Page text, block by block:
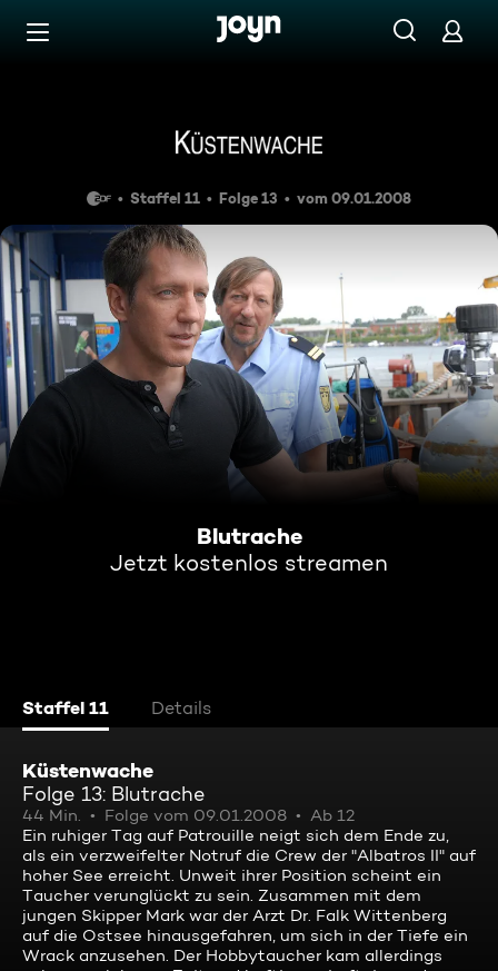
Zum Inhalt springen
Staffel 11 Folge 13 vom 09.01.2008
Blutrache
Jetzt kostenlos streamen
Staffel 11 Details
Küstenwache
Folge 13: Blutrache
44 Min. Folge vom 09.01.2008
Ab 12
Ein ruhiger Tag auf Patrouille neigt sich dem Ende zu,
als ein verzweifelter Notruf die Crew der "Albatros II" auf
hoher See erreicht. Unweit ihrer Position scheint ein
Taucher verunglückt zu sein. Zusammen mit dem
jungen Skipper Mark war der Arzt Dr. Falk Wittenberg
auf die Ostsee hinausgefahren, um sich in der Tiefe ein
Wrack anzusehen. Der Hobbytaucher kam allerdings